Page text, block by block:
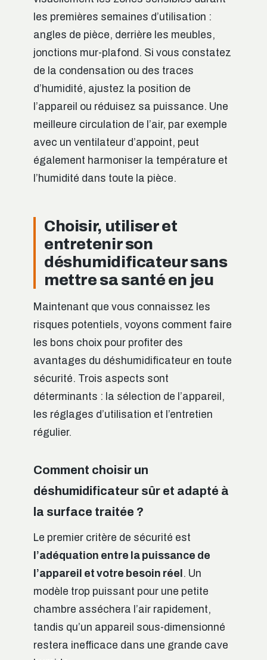
les premières semaines d’utilisation :
angles de pièce, derrière les meubles,
jonctions mur-plafond. Si vous constatez
de la condensation ou des traces
d’humidité, ajustez la position de
l’appareil ou réduisez sa puissance. Une
meilleure circulation de l’air, par exemple
avec un ventilateur d’appoint, peut
également harmoniser la température et
l’humidité dans toute la pièce.
Choisir, utiliser et
entretenir son
déshumidificateur sans
mettre sa santé en jeu
Maintenant que vous connaissez les
risques potentiels, voyons comment faire
les bons choix pour profiter des
avantages du déshumidificateur en toute
sécurité. Trois aspects sont
déterminants : la sélection de l’appareil,
les réglages d’utilisation et l’entretien
régulier.
Comment choisir un
déshumidificateur sûr et adapté à
la surface traitée ?
Le premier critère de sécurité est
l’adéquation entre la puissance de
l’appareil et votre besoin réel . Un
modèle trop puissant pour une petite
chambre asséchera l’air rapidement,
tandis qu’un appareil sous-dimensionné
restera inefficace dans une grande cave